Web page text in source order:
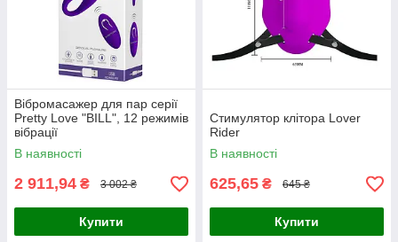
Вібромасажер для пар серії
Pretty Love "BILL", 12 режимів
вібрації
В наявності
2 911,94 ₴ 3 002 ₴
Купити
Стимулятор клітора Lover
Rider
В наявності
625,65 ₴ 645 ₴
Купити